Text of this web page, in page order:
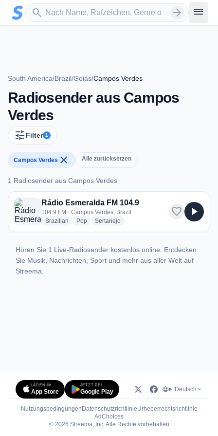
Zum Hauptinhalt springen
search
Sender suchen arrow_forward menu
South America/Brazil/Goiás/Campos Verdes
Radiosender aus Campos
Verdes
tune Filter 1
Campos Verdes close Alle zurücksetzen
1 Radiosender aus Campos Verdes
1 Radiosender aus Campos Verdes
Rádio Esmeralda FM 104.9
104.9 FM · Campos Verdes, Brazil
Brazilian radio stations
Popradio stations
Sertanejoradio stations
favorite play_arrow
Hören Sie 1 Live-Radiosender kostenlos online. Entdecken
Sie Musik, Nachrichten, Sport und mehr aus aller Welt auf
Streema.
LADEN IM
App Store
JETZT BEI
Google Play Deutsch
Nutzungsbedingungen DatenschutzrichtlinieUrheberrechtsrichtlinie
AdChoices(öffnet in neuem Tab)
© 2026 Streema, Inc. Alle Rechte vorbehalten